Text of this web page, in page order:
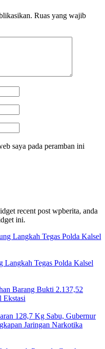
Ruas yang wajib
saya pada peramban ini
recent post wpberita, anda
ini.
Tegas Polda Kalsel
Barang Bukti 2.137,52
Ekstasi
128,7 Kg Sabu, Gubernur
Jaringan Narkotika